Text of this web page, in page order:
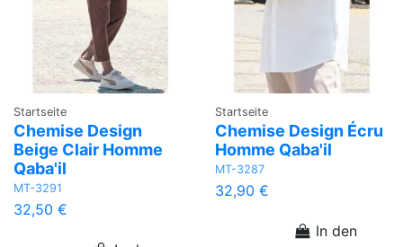
Startseite
Chemise Design
Beige Clair Homme
Qaba'il
MT-3291
32,50 €
Startseite
Chemise Design Écru
Homme Qaba'il
MT-3287
32,90 €
In den